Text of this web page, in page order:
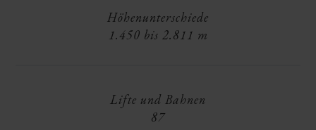
Höhenunterschiede
1.450 bis 2.811 m
Lifte und Bahnen
87